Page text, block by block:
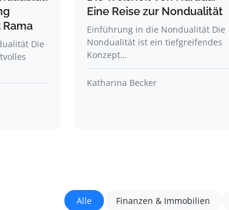
Die
Eine Reise zur Nondualität
Einführung in die Nondualität Die
Nondualität ist ein tiefgreifendes
Konzept…
Katharina Becker
Alle Finanzen & Immobilien